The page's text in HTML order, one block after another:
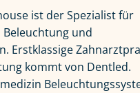
ist der Spezialist für
und
Erstklassige
kommt von Dentled.